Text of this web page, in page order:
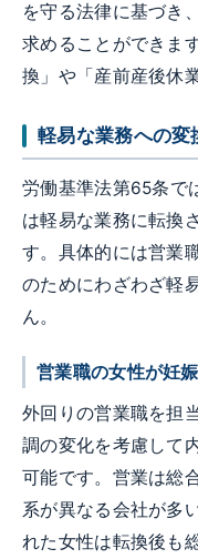
を守る法律に基づき
求めることができま
換」や「産前産後休
軽易な業務への変
労働基準法第65条で
は軽易な業務に転換
す。具体的には営業
のためにわざわざ軽
ん。
営業職の女性が妊
外回りの営業職を担
調の変化を考慮して
可能です。営業は総
系が異なる会社が多
れた女性は転換後も